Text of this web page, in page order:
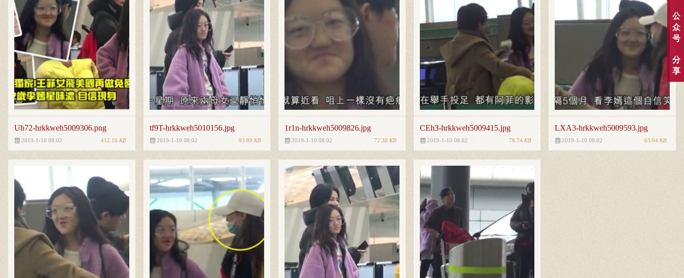
Ub72-hrkkweh5009306.png
2019-1-10 08:02 412.16 KB
tf9T-hrkkweh5010156.jpg
2019-1-10 08:02 93.89 KB
1r1n-hrkkweh5009826.jpg
2019-1-10 08:02 72.38 KB
CEh3-hrkkweh5009415.jpg
2019-1-10 08:02 78.74 KB
LXA3-hrkkweh5009593.jpg
2019-1-10 08:02 65.94 KB
公
众
号
分
享